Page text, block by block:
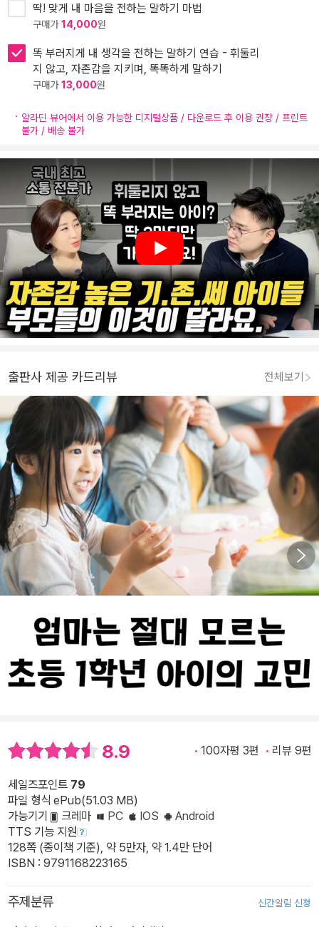
딱! 맞게 내 마음을 전하는 말하기 마법
구매가14,000원
똑 부러지게 내 생각을 전하는 말하기 연습 - 휘둘리
지 않고, 자존감을 지키며, 똑똑하게 말하기
구매가13,000원
알라딘 뷰어에서 이용 가능한 디지털상품 / 다운로드 후 이용 권장 / 프린트
불가 / 배송 불가
Play
출판사 제공 카드리뷰 전체보기
8.9 100자평 3편 리뷰 9편
세일즈포인트 79
파일 형식 ePub(51.03 MB)
가능기기
크레마 PC IOS
Android
TTS 기능 지원
128쪽 (종이책 기준), 약 5만자, 약 1.4만 단어
ISBN : 9791168223165
주제분류 신간알림 신청